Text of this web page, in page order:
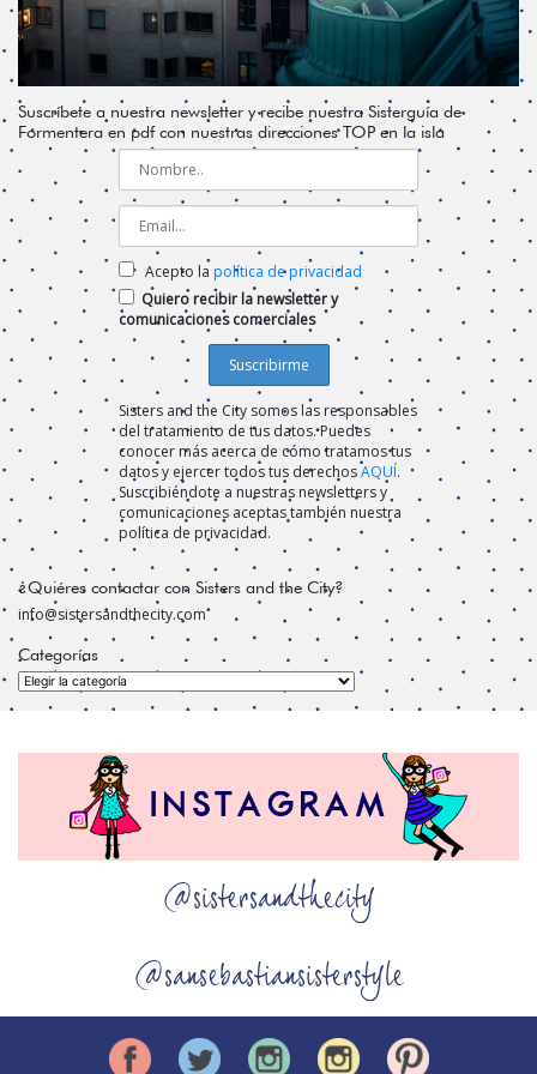
Suscríbete a nuestra newsletter y recibe nuestra Sisterguía de
Formentera en pdf con nuestras direcciones TOP en la isla
Acepto la política de privacidad
Quiero recibir la newsletter y
comunicaciones comerciales
Sisters and the City somos las responsables
del tratamiento de tus datos. Puedes
conocer más acerca de cómo tratamos tus
datos y ejercer todos tus derechosAQUÍ.
Suscribiéndote a nuestras newsletters y
comunicaciones aceptas también nuestra
política de privacidad.
¿Quiéres contactar con Sisters and the City?
info@sistersandthecity.com
Categorías
Categorías
@sistersandthecity
@sansebastiansisterstyle